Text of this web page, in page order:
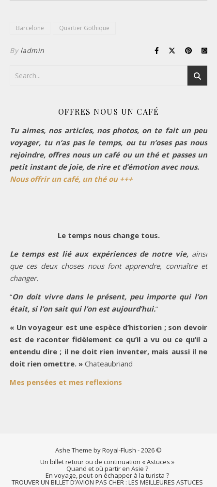
Barcelone Quartier Gothique
By ladmin
OFFRES NOUS UN CAFÉ
Tu aimes, nos articles, nos photos, on te fait un peu
voyager, tu n’as pas le temps, ou tu n’oses pas nous
rejoindre, offres nous un café ou un thé et passes un
petit instant de joie, de rire et d’émotion avec nous.
Nous offrir un café, un thé ou +++
Le temps nous change tous.
Le temps est lié aux expériences de notre vie, ainsi
que ces deux choses nous font apprendre, connaître et
changer.
“On doit vivre dans le présent, peu importe qui l’on
était, si l’on sait qui l’on est aujourd’hui.”
« Un voyageur est une espèce d’historien ; son devoir
est de raconter fidèlement ce qu’il a vu ou ce qu’il a
entendu dire ; il ne doit rien inventer, mais aussi il ne
doit rien omettre. » Chateaubriand
Mes pensées et mes reflexions
Ashe Theme by Royal-Flush - 2026 ©
Un billet retour ou de continuation « Astuces »
Quand et où partir en Asie ?
En voyage, peut-on échapper à la turista ?
TROUVER UN BILLET D’AVION PAS CHER : LES MEILLEURES ASTUCES